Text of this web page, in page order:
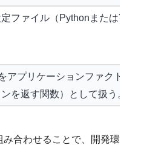
定ファイル（Pythonまたは
アプリケーションファクトリ
を返す関数）として扱う。
合わせることで、開発環